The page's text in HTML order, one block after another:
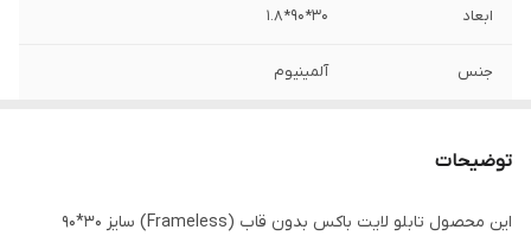
ابعاد 30*90*1.8
جنس آلمینیوم
توضیحات
این محصول تابلو لایت باکس بدون قاب (Frameless) سایز 30*90